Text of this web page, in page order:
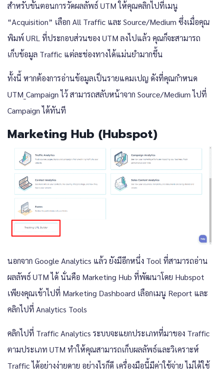
สำหรับขั้นตอนการวัดผลลัพธ์ UTM ให้คุณคลิกไปที่เมนู
“Acquisition” เลือก All Traffic และ Source/Medium ซึ่งเมื่อคุณ
พิมพ์ URL ที่ประกอบส่วนของ UTM ลงไปแล้ว คุณก็จะสามารถ
เก็บข้อมูล Traffic แต่ละช่องทางได้แม่นยำมากขึ้น
ทั้งนี้ หากต้องการอ่านข้อมูลเป็นรายแคมเปญ ดังที่คุณกำหนด
UTM_Campaign ไว้ สามารถสลับหน้าจาก Source/Medium ไปที่
Campaign ได้ทันที
Marketing Hub (Hubspot)
นอกจาก Google Analytics แล้ว ยังมีอีกหนึ่ง Tool ที่สามารถอ่าน
ผลลัพธ์ UTM ได้ นั่นคือ Marketing Hub ที่พัฒนาโดย Hubspot
เพียงคุณเข้าไปที่ Marketing Dashboard เลือกเมนู Report และ
คลิกไปที่ Analytics Tools
คลิกไปที่ Traffic Analytics ระบบจะแยกประเภทที่มาของ Traffic
ตามประเภท UTM ทำให้คุณสามารถเก็บผลลัพธ์และวิเคราะห์
Traffic ได้อย่างง่ายดาย อย่างไรก็ดี เครื่องมือนี้มีค่าใช้จ่าย ไม่ได้ใช้